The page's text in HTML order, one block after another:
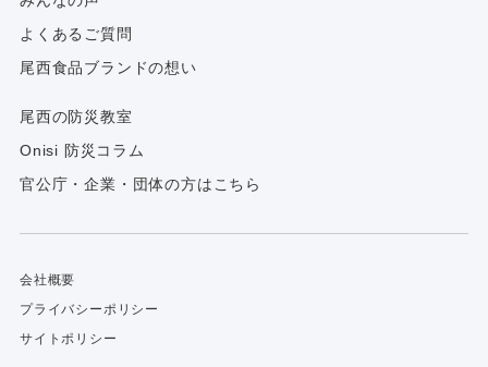
よくあるご質問
尾西食品ブランドの想い
尾西の防災教室
Onisi 防災コラム
官公庁・企業・団体の方はこちら
会社概要
プライバシーポリシー
サイトポリシー